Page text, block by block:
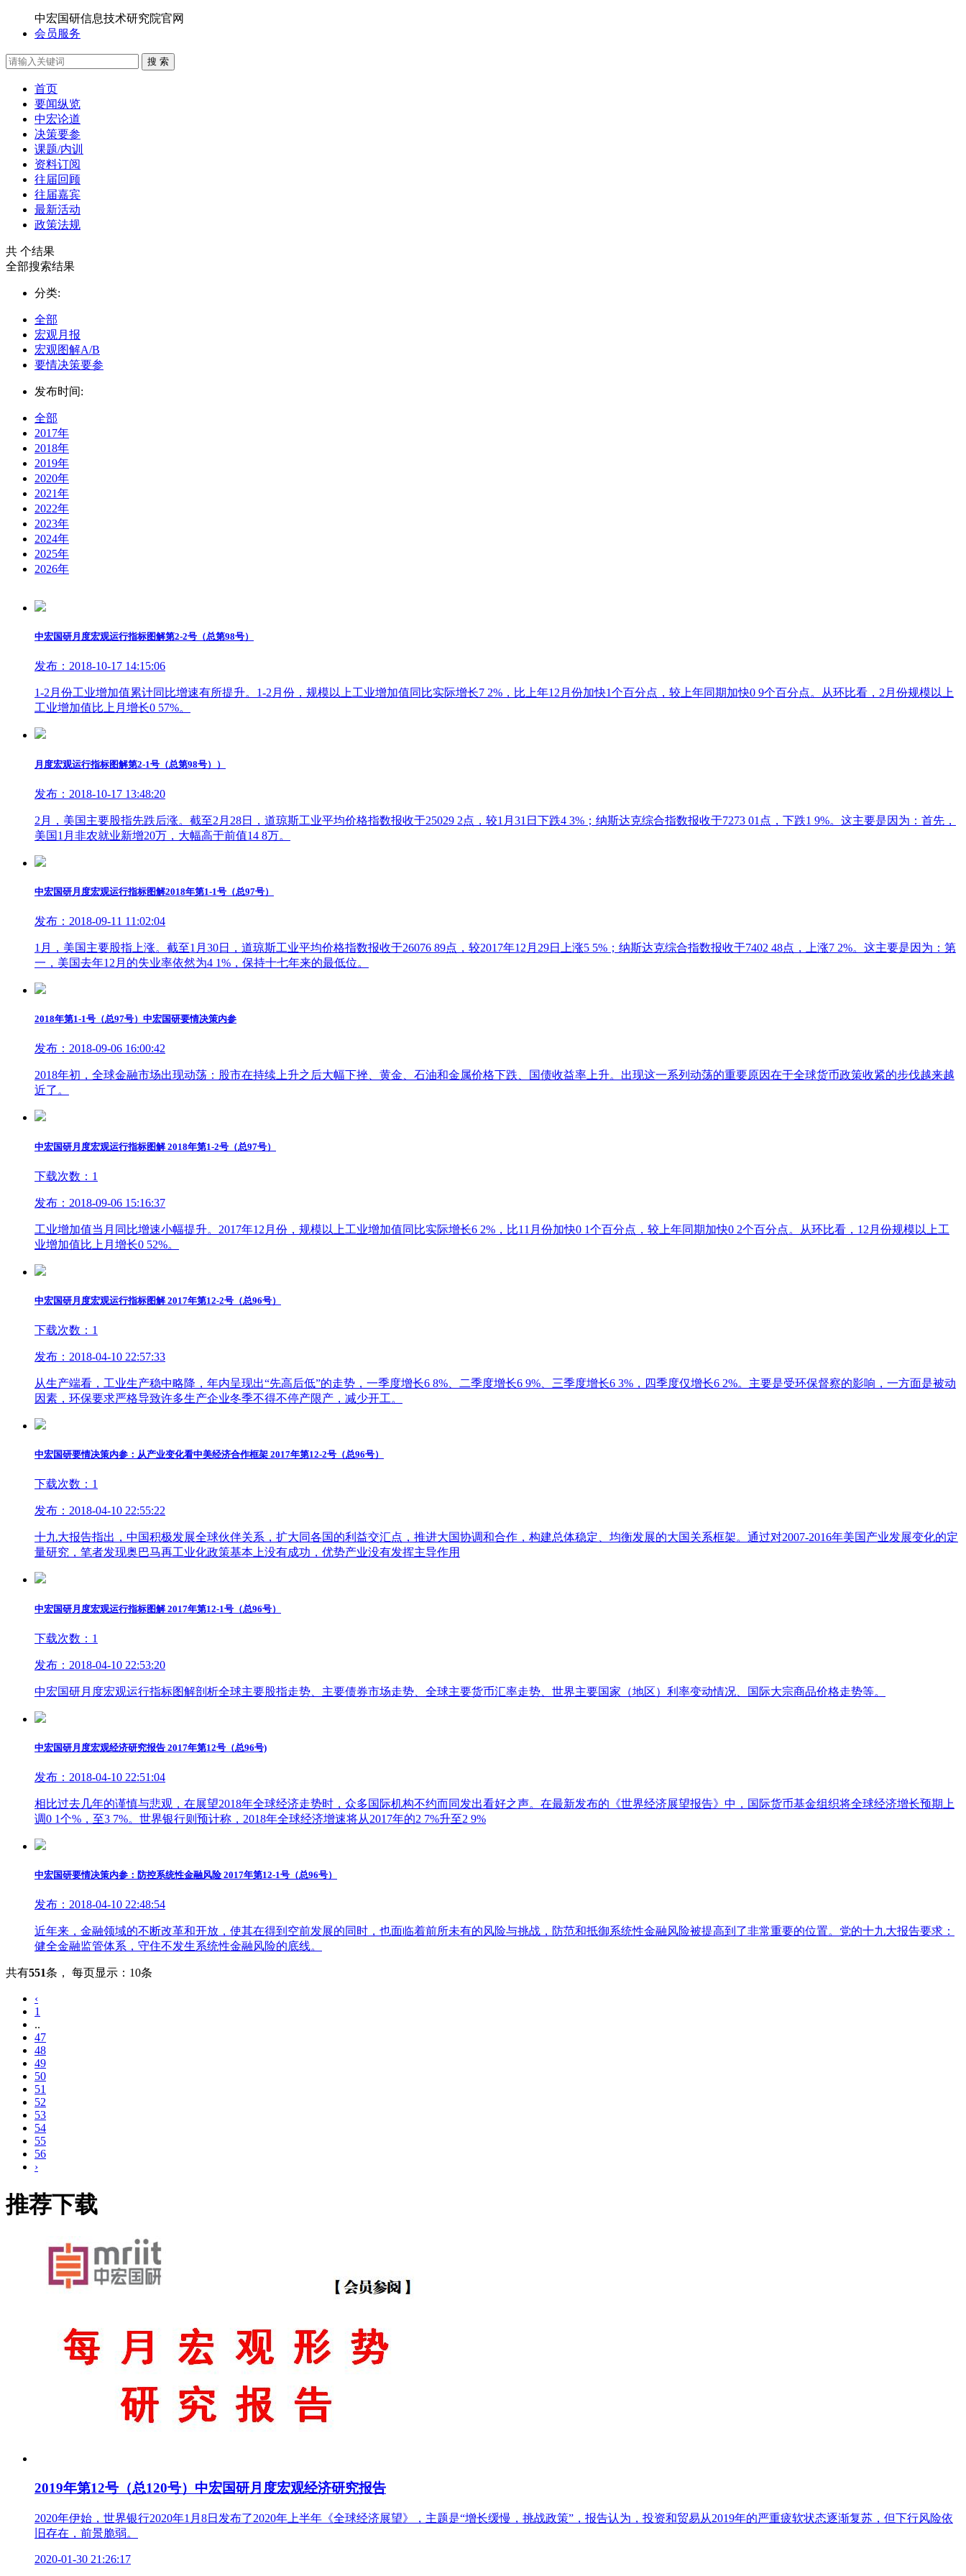
中宏国研信息技术研究院官网
会员服务
搜 索
首页
要闻纵览
中宏论道
决策要参
课题/内训
资料订阅
往届回顾
往届嘉宾
最新活动
政策法规
共 个结果
全部搜索结果
分类:
全部
宏观月报
宏观图解A/B
要情决策要参
发布时间:
全部
2017年
2018年
2019年
2020年
2021年
2022年
2023年
2024年
2025年
2026年
中宏国研月度宏观运行指标图解第2-2号（总第98号）
发布：2018-10-17 14:15:06
1-2月份工业增加值累计同比增速有所提升。1-2月份，规模以上工业增加值同比实际增长7 2%，比上年12月份加快1个百分点，较上年同期加快0 9个百分点。从环比看，2月份规模以上
工业增加值比上月增长0 57%。
月度宏观运行指标图解第2-1号（总第98号））
发布：2018-10-17 13:48:20
2月，美国主要股指先跌后涨。截至2月28日，道琼斯工业平均价格指数报收于25029 2点，较1月31日下跌4 3%；纳斯达克综合指数报收于7273 01点，下跌1 9%。这主要是因为：首先，
美国1月非农就业新增20万，大幅高于前值14 8万。
中宏国研月度宏观运行指标图解2018年第1-1号（总97号）
发布：2018-09-11 11:02:04
1月，美国主要股指上涨。截至1月30日，道琼斯工业平均价格指数报收于26076 89点，较2017年12月29日上涨5 5%；纳斯达克综合指数报收于7402 48点，上涨7 2%。这主要是因为：第
一，美国去年12月的失业率依然为4 1%，保持十七年来的最低位。
2018年第1-1号（总97号）中宏国研要情决策内参
发布：2018-09-06 16:00:42
2018年初，全球金融市场出现动荡：股市在持续上升之后大幅下挫、黄金、石油和金属价格下跌、国债收益率上升。出现这一系列动荡的重要原因在于全球货币政策收紧的步伐越来越
近了。
中宏国研月度宏观运行指标图解 2018年第1-2号（总97号）
下载次数：1
发布：2018-09-06 15:16:37
工业增加值当月同比增速小幅提升。2017年12月份，规模以上工业增加值同比实际增长6 2%，比11月份加快0 1个百分点，较上年同期加快0 2个百分点。从环比看，12月份规模以上工
业增加值比上月增长0 52%。
中宏国研月度宏观运行指标图解 2017年第12-2号（总96号）
下载次数：1
发布：2018-04-10 22:57:33
从生产端看，工业生产稳中略降，年内呈现出“先高后低”的走势，一季度增长6 8%、二季度增长6 9%、三季度增长6 3%，四季度仅增长6 2%。主要是受环保督察的影响，一方面是被动
因素，环保要求严格导致许多生产企业冬季不得不停产限产，减少开工。
中宏国研要情决策内参：从产业变化看中美经济合作框架 2017年第12-2号（总96号）
下载次数：1
发布：2018-04-10 22:55:22
十九大报告指出，中国积极发展全球伙伴关系，扩大同各国的利益交汇点，推进大国协调和合作，构建总体稳定、均衡发展的大国关系框架。通过对2007-2016年美国产业发展变化的定
量研究，笔者发现奥巴马再工业化政策基本上没有成功，优势产业没有发挥主导作用
中宏国研月度宏观运行指标图解 2017年第12-1号（总96号）
下载次数：1
发布：2018-04-10 22:53:20
中宏国研月度宏观运行指标图解剖析全球主要股指走势、主要债券市场走势、全球主要货币汇率走势、世界主要国家（地区）利率变动情况、国际大宗商品价格走势等。
中宏国研月度宏观经济研究报告 2017年第12号（总96号)
发布：2018-04-10 22:51:04
相比过去几年的谨慎与悲观，在展望2018年全球经济走势时，众多国际机构不约而同发出看好之声。在最新发布的《世界经济展望报告》中，国际货币基金组织将全球经济增长预期上
调0 1个%，至3 7%。世界银行则预计称，2018年全球经济增速将从2017年的2 7%升至2 9%
中宏国研要情决策内参：防控系统性金融风险 2017年第12-1号（总96号）
发布：2018-04-10 22:48:54
近年来，金融领域的不断改革和开放，使其在得到空前发展的同时，也面临着前所未有的风险与挑战，防范和抵御系统性金融风险被提高到了非常重要的位置。党的十九大报告要求：
健全金融监管体系，守住不发生系统性金融风险的底线。
共有551条 ， 每页显示：10条
‹
1
..
47
48
49
50
51
52
53
54
55
56
›
推荐下载
2019年第12号（总120号）中宏国研月度宏观经济研究报告
2020年伊始，世界银行2020年1月8日发布了2020年上半年《全球经济展望》，主题是“增长缓慢，挑战政策”，报告认为，投资和贸易从2019年的严重疲软状态逐渐复苏，但下行风险依
旧存在，前景脆弱。
2020-01-30 21:26:17